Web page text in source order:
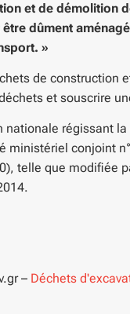
et de démolition
dûment
»
de construction
et souscrire
régissant
ministériel conjoint
telle que modifiée
– Déchets